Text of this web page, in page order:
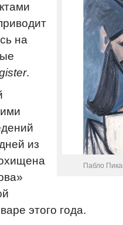
Пабло
на
.
из
этого года.